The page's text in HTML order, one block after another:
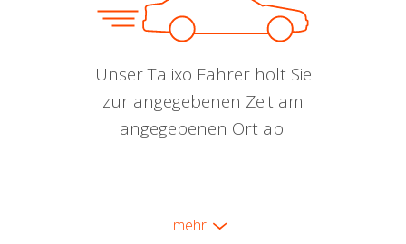
Unser Talixo Fahrer holt Sie
zur angegebenen Zeit am
angegebenen Ort ab.
mehr